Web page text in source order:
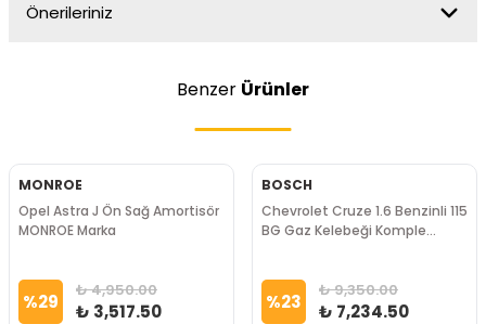
Önerileriniz
Benzer Ürünler
MONROE
Opel Astra J Ön Sağ Amortisör
MONROE Marka
%29 ₺ 4,950.00
₺ 3,517.50
BOSCH
Chevrolet Cruze 1.6 Benzinli 115
BG Gaz Kelebeği Komple
%23 ₺ 9,350.00
₺ 7,234.50